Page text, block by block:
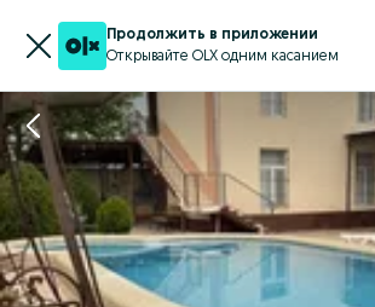
Продолжить в приложении
Открывайте OLX одним касанием